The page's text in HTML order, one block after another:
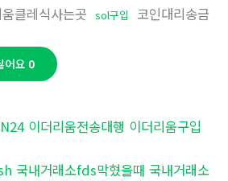
클레식사는곳 sol구입 코인대리송금
어요 0
이더리움전송대행 이더리움구입
국내거래소fds막혔을때 국내거래소